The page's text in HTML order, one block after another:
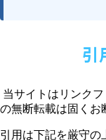
引
当サイトはリンク
の無断転載は固くお
引用は下記を厳守の